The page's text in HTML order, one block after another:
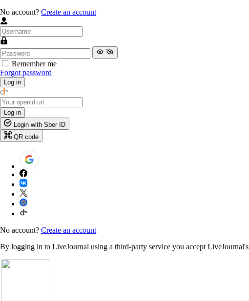
No account? Create an account
Remember me
Forgot password
Log in
Log in
Login with Sber ID
QR code
No account? Create an account
By logging in to LiveJournal using a third-party service you accept LiveJournal's